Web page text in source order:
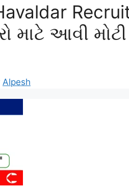
માટે આવી
Alpesh